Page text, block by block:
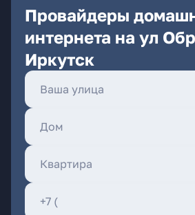
Провайдеры
интернета на ул
Иркутск